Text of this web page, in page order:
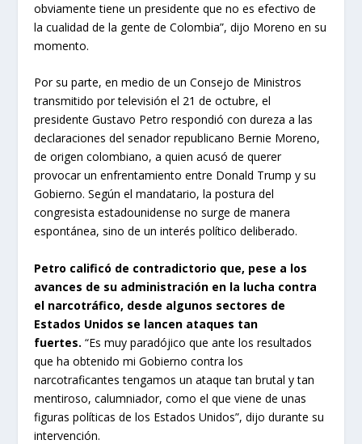
obviamente tiene un presidente que no es efectivo de
la cualidad de la gente de Colombia”, dijo Moreno en su
momento.
Por su parte, en medio de un Consejo de Ministros
transmitido por televisión el 21 de octubre, el
presidente Gustavo Petro respondió con dureza a las
declaraciones del senador republicano Bernie Moreno,
de origen colombiano, a quien acusó de querer
provocar un enfrentamiento entre Donald Trump y su
Gobierno. Según el mandatario, la postura del
congresista estadounidense no surge de manera
espontánea, sino de un interés político deliberado.
Petro calificó de contradictorio que, pese a los
avances de su administración en la lucha contra
el narcotráfico, desde algunos sectores de
Estados Unidos se lancen ataques tan
fuertes. “Es muy paradójico que ante los resultados
que ha obtenido mi Gobierno contra los
narcotraficantes tengamos un ataque tan brutal y tan
mentiroso, calumniador, como el que viene de unas
figuras políticas de los Estados Unidos”, dijo durante su
intervención.